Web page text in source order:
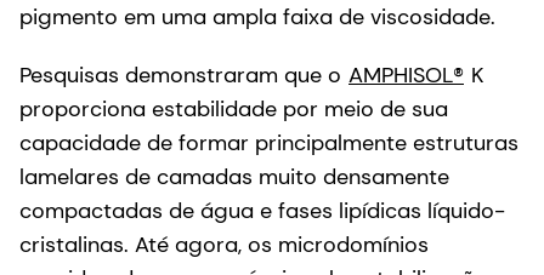
pigmento em uma ampla faixa de viscosidade.
Pesquisas demonstraram que o AMPHISOL® K
proporciona estabilidade por meio de sua
capacidade de formar principalmente estruturas
lamelares de camadas muito densamente
compactadas de água e fases lipídicas líquido-
cristalinas. Até agora, os microdomínios